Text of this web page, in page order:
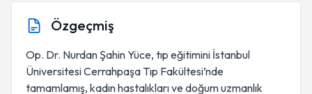
Özgeçmiş
Op. Dr. Nurdan Şahin Yüce, tıp eğitimini İstanbul
Üniversitesi Cerrahpaşa Tıp Fakültesi’nde
tamamlamış, kadın hastalıkları ve doğum uzmanlık